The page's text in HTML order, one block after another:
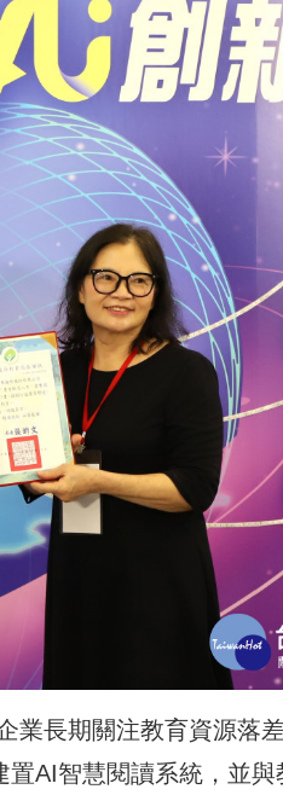
業長期關注教育資源落
AI智慧閱讀系統，並